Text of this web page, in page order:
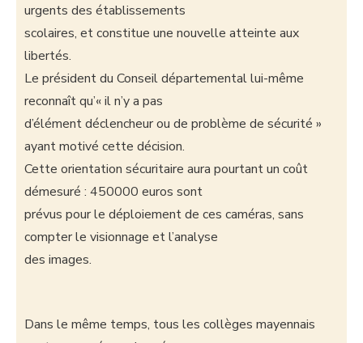
urgents des établissements
scolaires, et constitue une nouvelle atteinte aux
libertés.
Le président du Conseil départemental lui-même
reconnaît qu’« il n’y a pas
d’élément déclencheur ou de problème de sécurité »
ayant motivé cette décision.
Cette orientation sécuritaire aura pourtant un coût
démesuré : 450000 euros sont
prévus pour le déploiement de ces caméras, sans
compter le visionnage et l’analyse
des images.
Dans le même temps, tous les collèges mayennais